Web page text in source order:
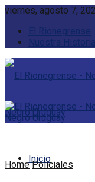
viernes, agosto 7,
El Rionegrense
Nuestra Historia
Inicio
Home Policiales